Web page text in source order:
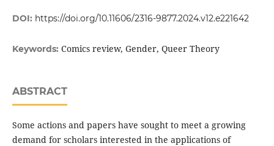
DOI: https://doi.org/10.11606/2316-9877.2024.v12.e221642
Keywords: Comics review, Gender, Queer Theory
ABSTRACT
Some actions and papers have sought to meet a growing
demand for scholars interested in the applications of